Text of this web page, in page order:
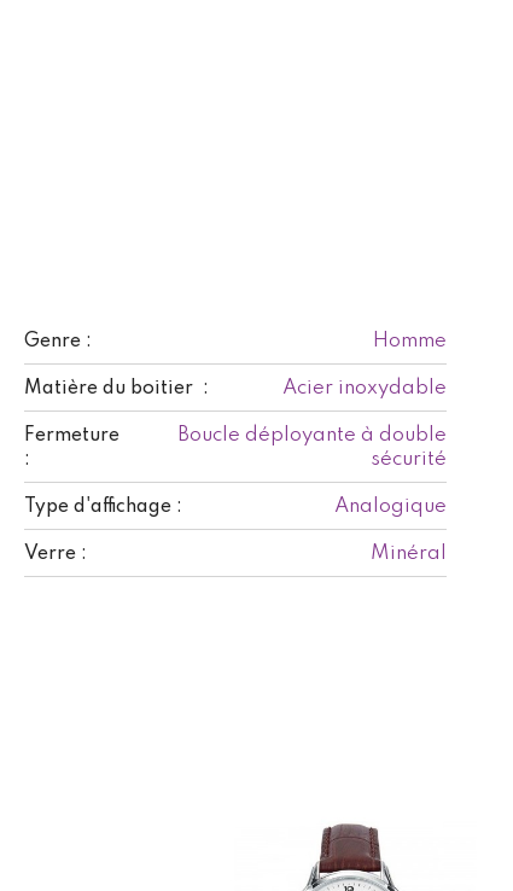
Genre : Homme
Matière du boitier : Acier inoxydable
Fermeture
:
Boucle déployante à double
sécurité
Type d'affichage : Analogique
Verre : Minéral